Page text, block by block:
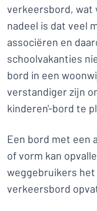
verkeersbord, wat
nadeel is dat veel
associëren en
schoolvakanties
bord in een
verstandiger zijn
kinderen'-bord te
Een bord met een
of vorm kan
weggebruikers het
verkeersbord